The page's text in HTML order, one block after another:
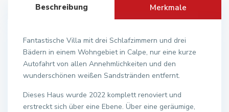
Beschreibung Merkmale
Fantastische Villa mit drei Schlafzimmern und drei
Bädern in einem Wohngebiet in Calpe, nur eine kurze
Autofahrt von allen Annehmlichkeiten und den
wunderschönen weißen Sandstränden entfernt.
Dieses Haus wurde 2022 komplett renoviert und
erstreckt sich über eine Ebene. Über eine geräumige,